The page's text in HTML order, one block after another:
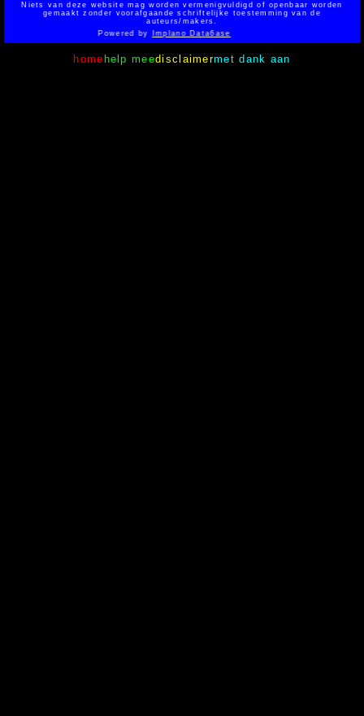
Niets van deze website mag worden vermenigvuldigd of openbaar worden
gemaakt zonder voorafgaande schriftelijke toestemming van de
auteurs/makers.
Powered byImplano Data6ase
home help meedisclaimermet dank aan